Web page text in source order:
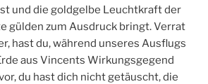
und die goldgelbe Leuchtkraft der
gülden zum Ausdruck bringt. Verrat
hast du, während unseres Ausflugs
aus Vincents Wirkungsgegend
du hast dich nicht getäuscht, die